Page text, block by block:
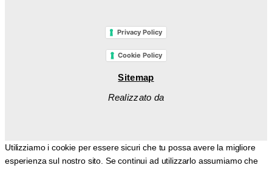
Privacy Policy
Cookie Policy
Sitemap
Realizzato da
Utilizziamo i cookie per essere sicuri che tu possa avere la migliore
esperienza sul nostro sito. Se continui ad utilizzarlo assumiamo che